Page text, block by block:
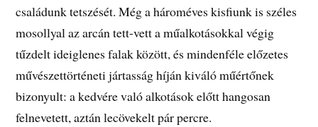
családunk tetszését. Még a hároméves kisfiunk is széles
mosollyal az arcán tett-vett a műalkotásokkal végig
tűzdelt ideiglenes falak között, és mindenféle előzetes
művészettörténeti jártasság híján kiváló műértőnek
bizonyult: a kedvére való alkotások előtt hangosan
felnevetett, aztán lecövekelt pár percre.